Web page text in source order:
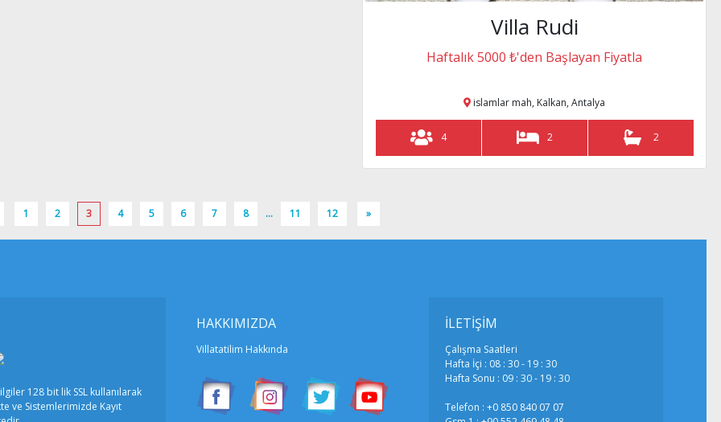
4 4
Antalya
Villa Rudi
Haftalık 5000 ₺'den Başlayan Fiyatla
islamlar mah, Kalkan, Antalya
4 2 2
1 2 3 4 5 6 7 8 ... 11 12 »
128 bit lik SSL kullanılarak
ve Sistemlerimizde Kayıt
HAKKIMIZDA
Villatatilim Hakkında
İLETİŞİM
Çalışma Saatleri
Hafta İçi : 08 : 30 - 19 : 30
Hafta Sonu : 09 : 30 - 19 : 30
Telefon : +0 850 840 07 07